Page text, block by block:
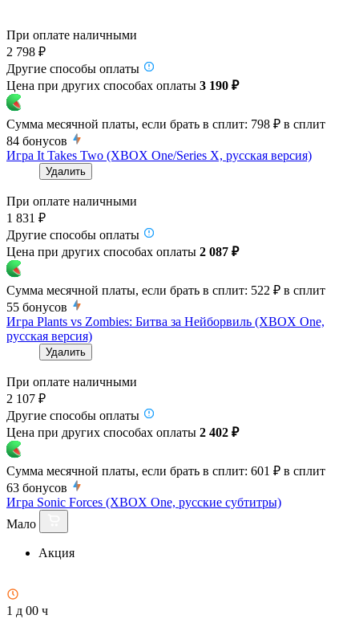
При оплате наличными
2 798 ₽
Другие способы оплаты
Цена при других способах оплаты 3 190 ₽
Сумма месячной платы, если брать в сплит: 798 ₽ в сплит
84 бонусов
Игра It Takes Two (XBOX One/Series X, русская версия)
Удалить
При оплате наличными
1 831 ₽
Другие способы оплаты
Цена при других способах оплаты 2 087 ₽
Сумма месячной платы, если брать в сплит: 522 ₽ в сплит
55 бонусов
Игра Plants vs Zombies: Битва за Нейборвиль (XBOX One,
русская версия)
Удалить
При оплате наличными
2 107 ₽
Другие способы оплаты
Цена при других способах оплаты 2 402 ₽
Сумма месячной платы, если брать в сплит: 601 ₽ в сплит
63 бонусов
Игра Sonic Forces (XBOX One, русские субтитры)
Мало
Акция
1 д 00 ч